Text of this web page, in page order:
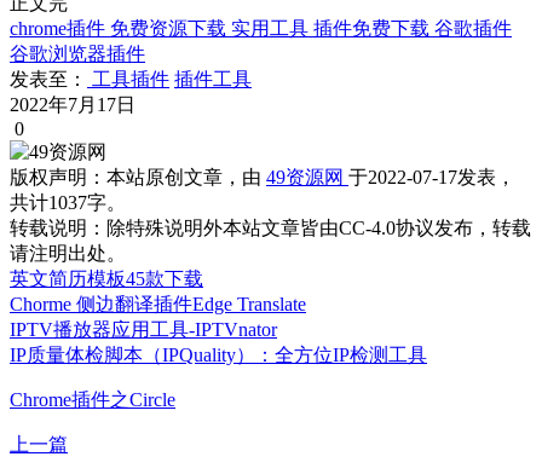
chrome插件 免费资源下载 实用工具 插件免费下载 谷歌插件
谷歌浏览器插件
发表至：
工具插件 插件工具
2022年7月17日
0
版权声明： 本站原创文章，由 49资源网 于2022-07-17发表，
共计1037字。
转载说明： 除特殊说明外本站文章皆由CC-4.0协议发布，转载
请注明出处。
英文简历模板45款下载
Chorme 侧边翻译插件Edge Translate
IPTV播放器应用工具-IPTVnator
IP质量体检脚本（IPQuality）：全方位IP检测工具
Chrome插件之Circle
上一篇